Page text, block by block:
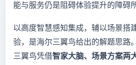
能与服务仍是阻碍体验提升的障碍
以高度智慧感知集成，辅以场景搭
验，是海尔三翼鸟给出的解题思路
三翼鸟凭借智家大脑、场景方案两